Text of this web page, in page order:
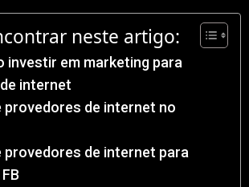
neste artigo:
investir em marketing para
internet
provedores de internet no
provedores de internet para